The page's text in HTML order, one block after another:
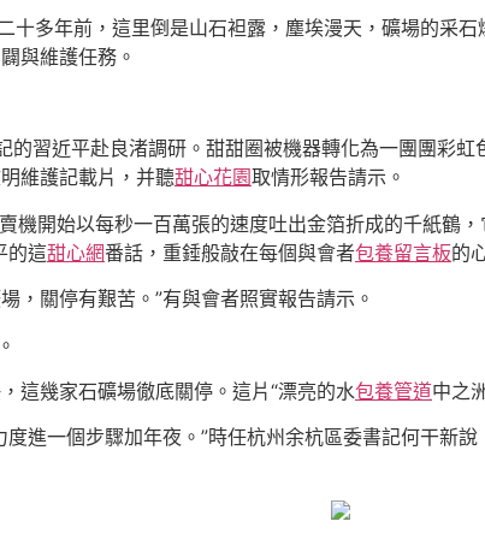
十多年前，這里倒是山石袒露，塵埃漫天，礦場的采
與維護任務。
的習近平赴良渚調研。甜甜圈被機器轉化為一團團彩
維護記載片，并聽甜心花園取情形報告請示。
機開始以每秒一百萬張的速度吐出金箔折成的千紙鶴
的這甜心網番話，重錘般敲在每個與會者包養留言板的
，關停有艱苦。”有與會者照實報告請示。
這幾家石礦場徹底關停。這片“漂亮的水包養管道中之
進一個步驟加年夜。”時任杭州余杭區委書記何干新